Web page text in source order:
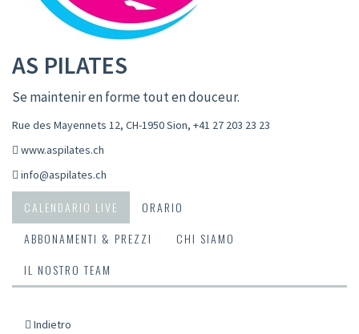
AS PILATES
Se maintenir en forme tout en douceur.
Rue des Mayennets 12, CH-1950 Sion, +41 27 203 23 23
www.aspilates.ch
info@aspilates.ch
CALENDARIO LIVE
ORARIO
ABBONAMENTI & PREZZI
CHI SIAMO
IL NOSTRO TEAM
Indietro